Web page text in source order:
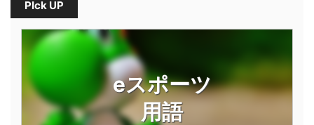
PIck UP
eスポーツ
用語